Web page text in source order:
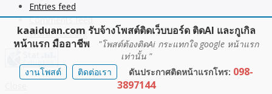
Entries feed
Comments feed
WordPress.org
kaaiduan.com รับจ้างโพสต์ติดเว็บบอร์ด ติดAI และกูเกิล
หน้าแรก มืออาชีพ
"โพสต์ต้องติดAi กระแทกใจ google หน้าแรก
เท่านั้น "
งานโพสต์
ติดต่อเรา ดันประกาศติดหน้าแรกโทร: 098-
3897144